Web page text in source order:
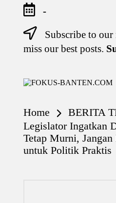
-
Subscribe to
miss our best posts.
F
U
S-
B
A
N
Home
BERITA
Legislator Ingatkan
Tetap Murni,
untuk Politik Praktis